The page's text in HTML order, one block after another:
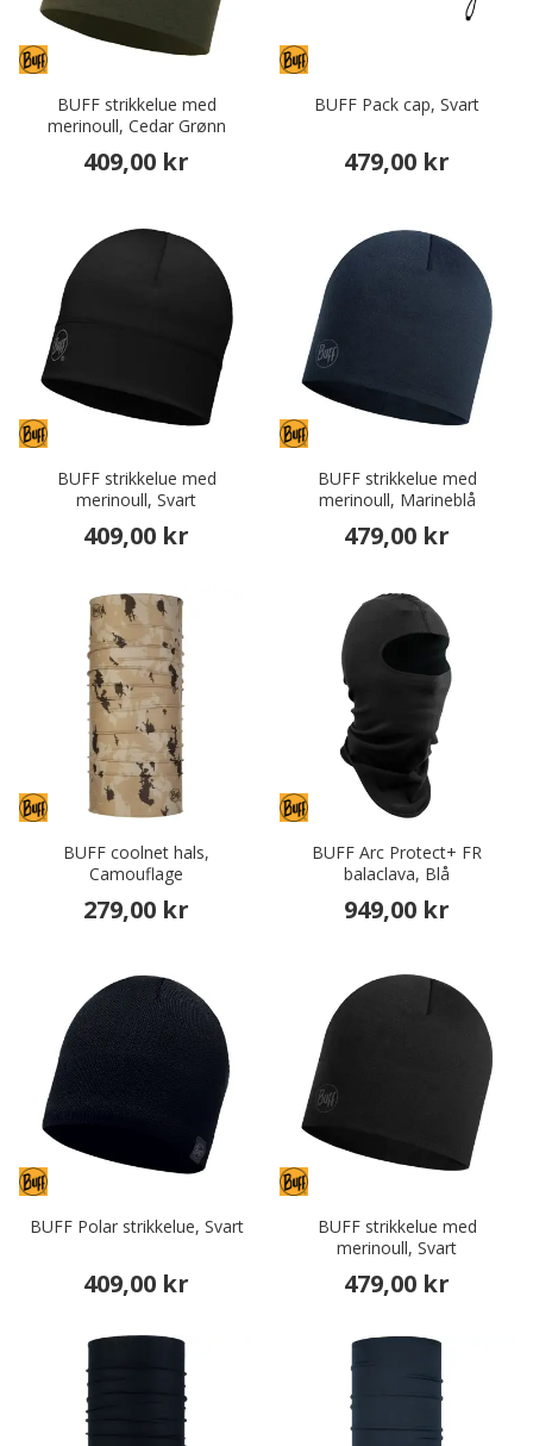
BUFF strikkelue med
merinoull, Cedar Grønn
409,00 kr
BUFF Pack cap, Svart
479,00 kr
BUFF strikkelue med
merinoull, Svart
409,00 kr
BUFF strikkelue med
merinoull, Marineblå
479,00 kr
BUFF coolnet hals,
Camouflage
279,00 kr
BUFF Arc Protect+ FR
balaclava, Blå
949,00 kr
BUFF Polar strikkelue, Svart
409,00 kr
BUFF strikkelue med
merinoull, Svart
479,00 kr